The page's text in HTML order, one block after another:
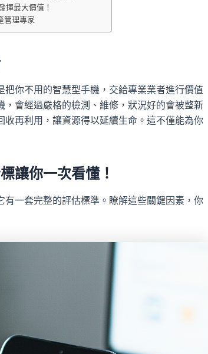
揮最大價值！
管理專家
把你不用的智慧型手機，交給專業業者進行價值
會經過嚴格的檢測、維修，狀況好的會被整新
再利用，讓資源得以延續生命。這不僅能為你
讓你一次看懂！
一套完整的評估標準。瞭解這些關鍵因素，你